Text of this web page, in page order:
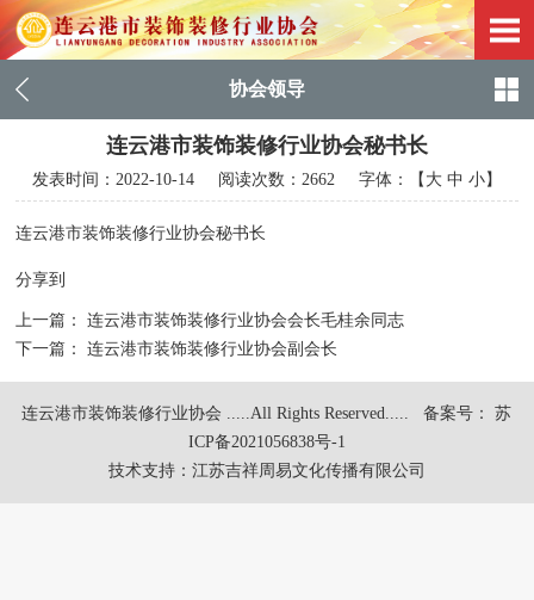
协会领导
连云港市装饰装修行业协会秘书长
发表时间： 2022-10-14阅读次数：2662 字体：【 大 中 小】
连云港市装饰装修行业协会秘书长
分享到
上一篇：连云港市装饰装修行业协会会长毛桂余同志
下一篇：连云港市装饰装修行业协会副会长
连云港市装饰装修行业协会 .....All Rights Reserved.....备案号： 苏
ICP备2021056838号-1
技术支持： 江苏吉祥周易文化传播有限公司